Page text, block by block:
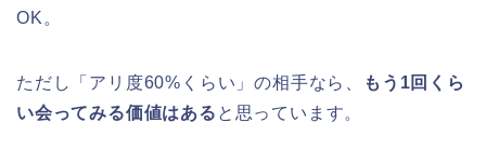
OK。
ただし「アリ度60%くらい」の相手なら、
もう1回くら
い会ってみる価値はある と思っています。